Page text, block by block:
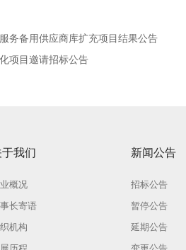
务备用供应商库扩充项目结果公告
项目邀请招标公告
于我们
概况
长寄语
机构
新闻公告
招标公告
暂停公告
延期公告